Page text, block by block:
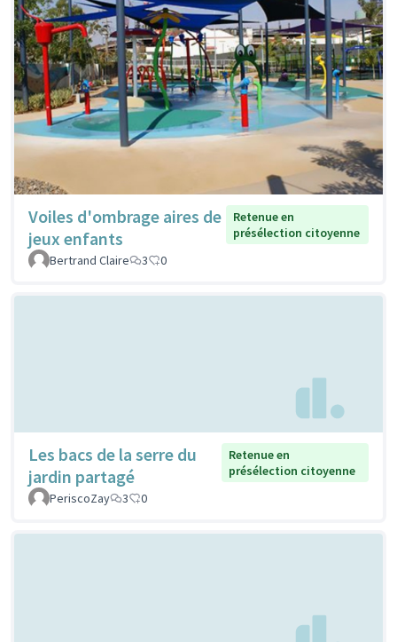
Voiles d'ombrage aires de
jeux enfants
Retenue en
présélection citoyenne
Bertrand Claire
3 0
Les bacs de la serre du
jardin partagé
Retenue en
présélection citoyenne
PeriscoZay
3 0